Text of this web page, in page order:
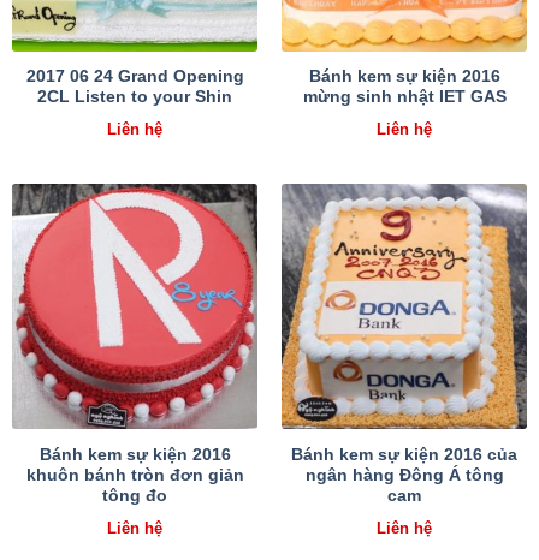
2017 06 24 Grand Opening
2CL Listen to your Shin
Liên hệ
Bánh kem sự kiện 2016
mừng sinh nhật IET GAS
Liên hệ
Bánh kem sự kiện 2016
khuôn bánh tròn đơn giản
tông đo
Liên hệ
Bánh kem sự kiện 2016 của
ngân hàng Đông Á tông
cam
Liên hệ